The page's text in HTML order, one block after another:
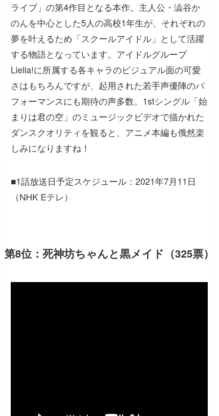
ライブ」の第4作目となる本作。主人公・澁谷か
のんを中心とした5人の高校1年生が、それぞれの
夢を叶えるため「スクールアイドル」として活躍
する物語となっています。アイドルグループ
Liella!に所属する各キャラのビジュアル面の可愛
さはもちろんですが、起用された若手声優陣のパ
フォーマンスにも期待の声多数。1stシングル「始
まりは君の空」のミュージックビデオで描かれた
ダンスクオリティを観ると、アニメ本編も俄然楽
しみになりますね！
■1話放送日予定スケジュール：2021年7月11日
（NHK Eテレ）
第8位：死神坊ちゃんと黒メイド（325票）